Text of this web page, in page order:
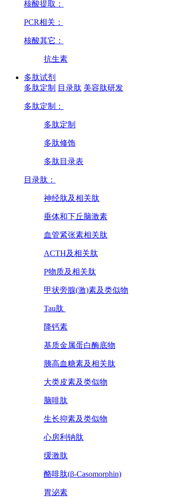
核酸提取：
PCR相关：
核酸其它：
抗生素
多肽试剂
多肽定制
目录肽 美容肽研发
多肽定制：
多肽定制
多肽修饰
多肽目录表
目录肽：
神经肽及相关肽
垂体和下丘脑激素
血管紧张素相关肽
ACTH及相关肽
P物质及相关肽
甲状旁腺(激)素及类似物
Tau肽
降钙素
基质金属蛋白酶底物
胰高血糖素及相关肽
大类皮素及类似物
脑啡肽
生长抑素及类似物
心房利钠肽
缓激肽
酪啡肽(β-Casomorphin)
胃泌素